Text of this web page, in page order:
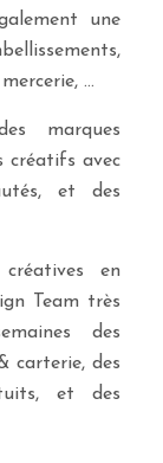
une
…
marques
créatifs avec
et des
en
Team très
des
carterie, des
et des